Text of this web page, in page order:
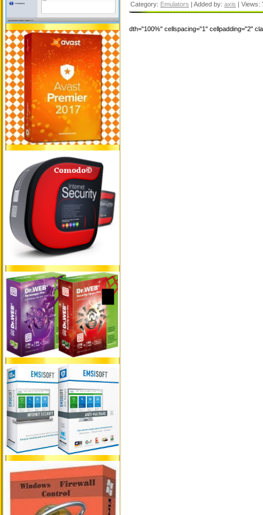
Category: Emulators | Added by: axis | Views:
dth="100%" cellspacing="1" cellpadding="2"